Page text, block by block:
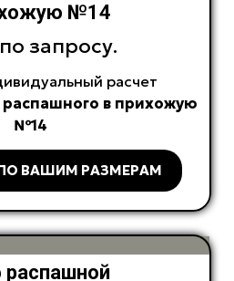
№14
запросу.
расчет
в прихожую
№14
ВАШИМ РАЗМЕРАМ